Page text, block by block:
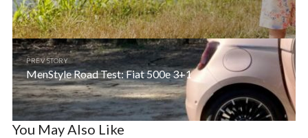
PREV STORY
MenStyle Road Test: Fiat 500e 3+1
You May Also Like